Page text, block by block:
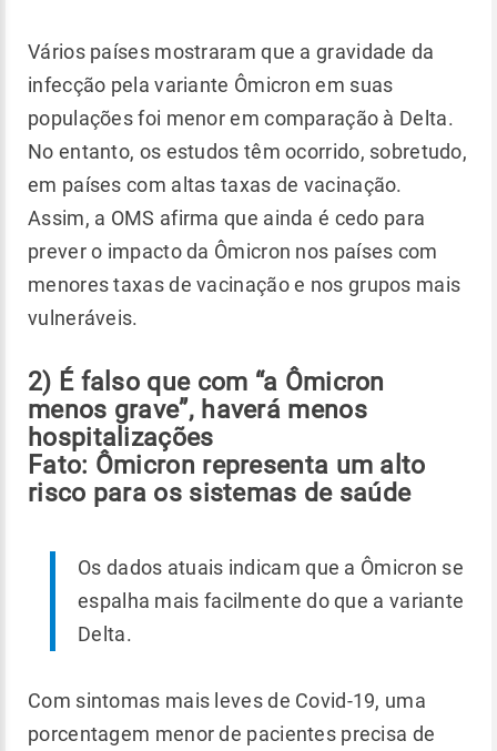
Vários países mostraram que a gravidade da
infecção pela variante Ômicron em suas
populações foi menor em comparação à Delta.
No entanto, os estudos têm ocorrido, sobretudo,
em países com altas taxas de vacinação.
Assim, a OMS afirma que ainda é cedo para
prever o impacto da Ômicron nos países com
menores taxas de vacinação e nos grupos mais
vulneráveis.
2) É falso que com “a Ômicron
menos grave”, haverá menos
hospitalizações
Fato: Ômicron representa um alto
risco para os sistemas de saúde
Os dados atuais indicam que a Ômicron se
espalha mais facilmente do que a variante
Delta.
Com sintomas mais leves de Covid-19, uma
porcentagem menor de pacientes precisa de